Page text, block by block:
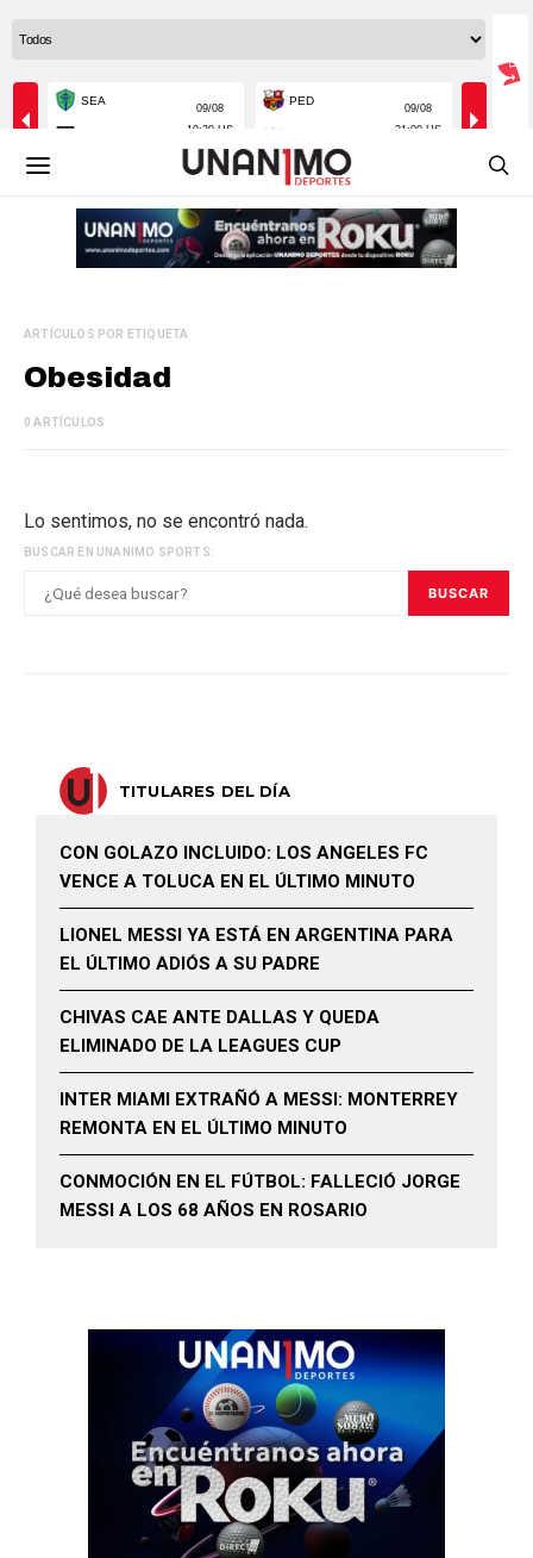
ARTÍCULOS POR ETIQUETA
Obesidad
0 ARTÍCULOS
Lo sentimos, no se encontró nada.
BUSCAR EN UNANIMO SPORTS:
BUSCAR
TITULARES DEL DÍA
CON GOLAZO INCLUIDO: LOS ANGELES FC
VENCE A TOLUCA EN EL ÚLTIMO MINUTO
LIONEL MESSI YA ESTÁ EN ARGENTINA PARA
EL ÚLTIMO ADIÓS A SU PADRE
CHIVAS CAE ANTE DALLAS Y QUEDA
ELIMINADO DE LA LEAGUES CUP
INTER MIAMI EXTRAÑÓ A MESSI: MONTERREY
REMONTA EN EL ÚLTIMO MINUTO
CONMOCIÓN EN EL FÚTBOL: FALLECIÓ JORGE
MESSI A LOS 68 AÑOS EN ROSARIO